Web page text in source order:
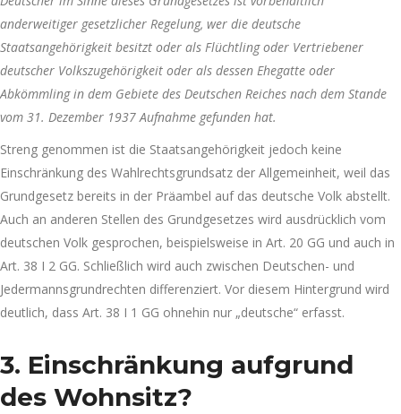
anderweitiger gesetzlicher Regelung, wer die deutsche
Staatsangehörigkeit besitzt oder als Flüchtling oder Vertriebener
deutscher Volkszugehörigkeit oder als dessen Ehegatte oder
Abkömmling in dem Gebiete des Deutschen Reiches nach dem Stande
vom 31. Dezember 1937 Aufnahme gefunden hat.
Streng genommen ist die Staatsangehörigkeit jedoch keine
Einschränkung des Wahlrechtsgrundsatz der Allgemeinheit, weil das
Grundgesetz bereits in der Präambel auf das deutsche Volk abstellt.
Auch an anderen Stellen des Grundgesetzes wird ausdrücklich vom
deutschen Volk gesprochen, beispielsweise in Art. 20 GG und auch in
Art. 38 I 2 GG. Schließlich wird auch zwischen Deutschen- und
Jedermannsgrundrechten differenziert. Vor diesem Hintergrund wird
deutlich, dass Art. 38 I 1 GG ohnehin nur „deutsche“ erfasst.
3. Einschränkung aufgrund
des Wohnsitz?